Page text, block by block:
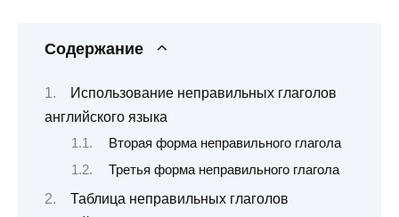
Содержание
Использование неправильных глаголов
английского языка
Вторая форма неправильного глагола
Третья форма неправильного глагола
Таблица неправильных глаголов